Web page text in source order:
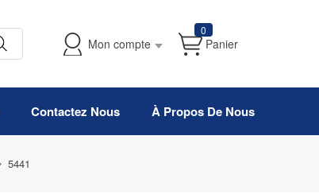
Mon compte
0
Panier
Contactez Nous À Propos De Nous
5441